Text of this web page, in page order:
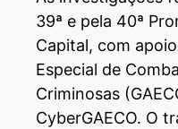
39ª e pela 40ª
Capital, com
Especial de
Criminosas
CyberGAECO. O